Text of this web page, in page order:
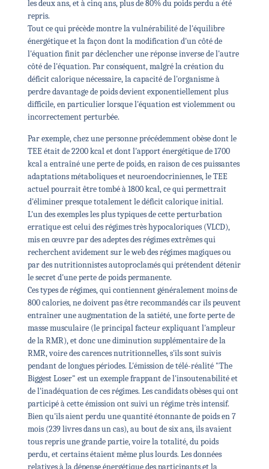
les deux ans, et à cinq ans, plus de 80% du poids perdu a été
repris.
Tout ce qui précède montre la vulnérabilité de l'équilibre
énergétique et la façon dont la modification d'un côté de
l'équation finit par déclencher une réponse inverse de l'autre
côté de l'équation. Par conséquent, malgré la création du
déficit calorique nécessaire, la capacité de l'organisme à
perdre davantage de poids devient exponentiellement plus
difficile, en particulier lorsque l'équation est violemment ou
incorrectement perturbée.
Par exemple, chez une personne précédemment obèse dont le
TEE était de 2200 kcal et dont l'apport énergétique de 1700
kcal a entraîné une perte de poids, en raison de ces puissantes
adaptations métaboliques et neuroendocriniennes, le TEE
actuel pourrait être tombé à 1800 kcal, ce qui permettrait
d'éliminer presque totalement le déficit calorique initial.
L'un des exemples les plus typiques de cette perturbation
erratique est celui des régimes très hypocaloriques (VLCD),
mis en œuvre par des adeptes des régimes extrêmes qui
recherchent avidement sur le web des régimes magiques ou
par des nutritionnistes autoproclamés qui prétendent détenir
le secret d'une perte de poids permanente.
Ces types de régimes, qui contiennent généralement moins de
800 calories, ne doivent pas être recommandés car ils peuvent
entraîner une augmentation de la satiété, une forte perte de
masse musculaire (le principal facteur expliquant l'ampleur
de la RMR), et donc une diminution supplémentaire de la
RMR, voire des carences nutritionnelles, s'ils sont suivis
pendant de longues périodes. L'émission de télé-réalité "The
Biggest Loser" est un exemple frappant de l'insoutenabilité et
de l'inadéquation de ces régimes. Les candidats obèses qui ont
participé à cette émission ont suivi un régime très intensif.
Bien qu'ils aient perdu une quantité étonnante de poids en 7
mois (239 livres dans un cas), au bout de six ans, ils avaient
tous repris une grande partie, voire la totalité, du poids
perdu, et certains étaient même plus lourds. Les données
relatives à la dépense énergétique des participants et la